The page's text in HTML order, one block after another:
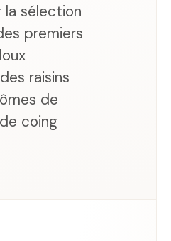
la sélection
premiers
raisins
de
coing